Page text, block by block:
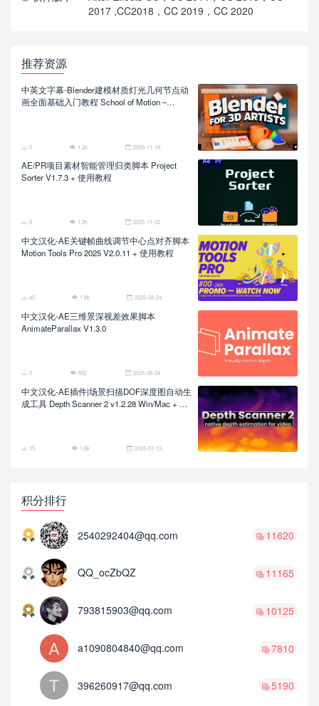
2017 ,CC2018，CC 2019，CC 2020
推荐资源
中英文字幕-Blender建模材质灯光几何节点动
画全面基础入门教程 School of Motion –
0 1.2k 2025-11-19
AE/PR项目素材智能管理归类脚本 Project
Sorter V1.7.3 + 使用教程
6 1.2k 2025-11-02
中文汉化-AE关键帧曲线调节中心点对齐脚本
Motion Tools Pro 2025 V2.0.11 + 使用教程
45 1.8k 2025-08-24
中文汉化-AE三维景深视差效果脚本
AnimateParallax V1.3.0
5 852 2025-08-24
中文汉化-AE插件|场景扫描DOF深度图自动生
成工具 Depth Scanner 2 v1.2.28 Win/Mac + 使
15 1.8k 2025-07-13
积分排行
2540292404@qq.com 11620
QQ_ocZbQZ 11165
793815903@qq.com 10125
a1090804840@qq.com 7810
396260917@qq.com 5190